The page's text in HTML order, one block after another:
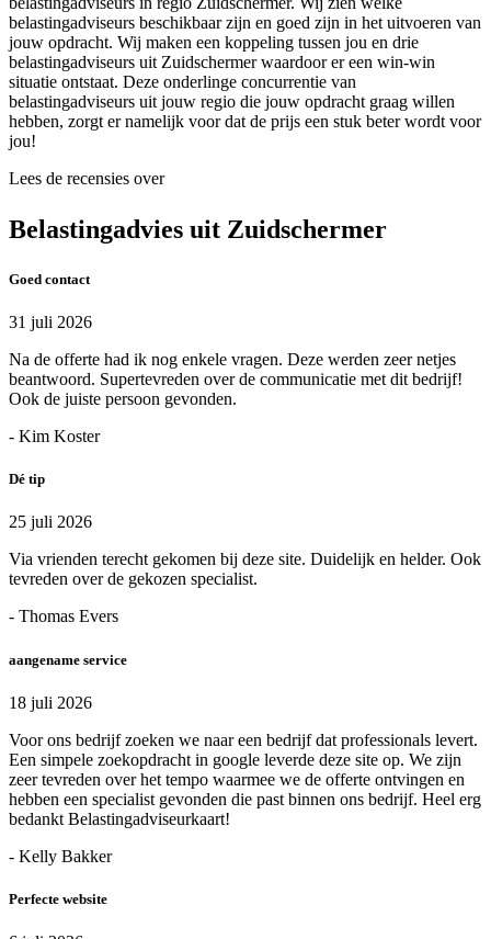
belastingadviseurs beschikbaar zijn en goed zijn in het uitvoeren van
jouw opdracht. Wij maken een koppeling tussen jou en drie
belastingadviseurs uit Zuidschermer waardoor er een win-win
situatie ontstaat. Deze onderlinge concurrentie van
belastingadviseurs uit jouw regio die jouw opdracht graag willen
hebben, zorgt er namelijk voor dat de prijs een stuk beter wordt voor
jou!
Lees de recensies over
Belastingadvies uit Zuidschermer
Goed contact
31 juli 2026
Na de offerte had ik nog enkele vragen. Deze werden zeer netjes
beantwoord. Supertevreden over de communicatie met dit bedrijf!
Ook de juiste persoon gevonden.
- Kim Koster
Dé tip
25 juli 2026
Via vrienden terecht gekomen bij deze site. Duidelijk en helder. Ook
tevreden over de gekozen specialist.
- Thomas Evers
aangename service
18 juli 2026
Voor ons bedrijf zoeken we naar een bedrijf dat professionals levert.
Een simpele zoekopdracht in google leverde deze site op. We zijn
zeer tevreden over het tempo waarmee we de offerte ontvingen en
hebben een specialist gevonden die past binnen ons bedrijf. Heel erg
bedankt Belastingadviseurkaart!
- Kelly Bakker
Perfecte website